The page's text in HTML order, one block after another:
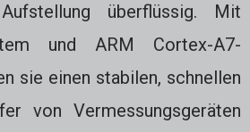
überflüssig. Mit
und ARM Cortex-A7-
sie einen stabilen, schnellen
von Vermessungsgeräten